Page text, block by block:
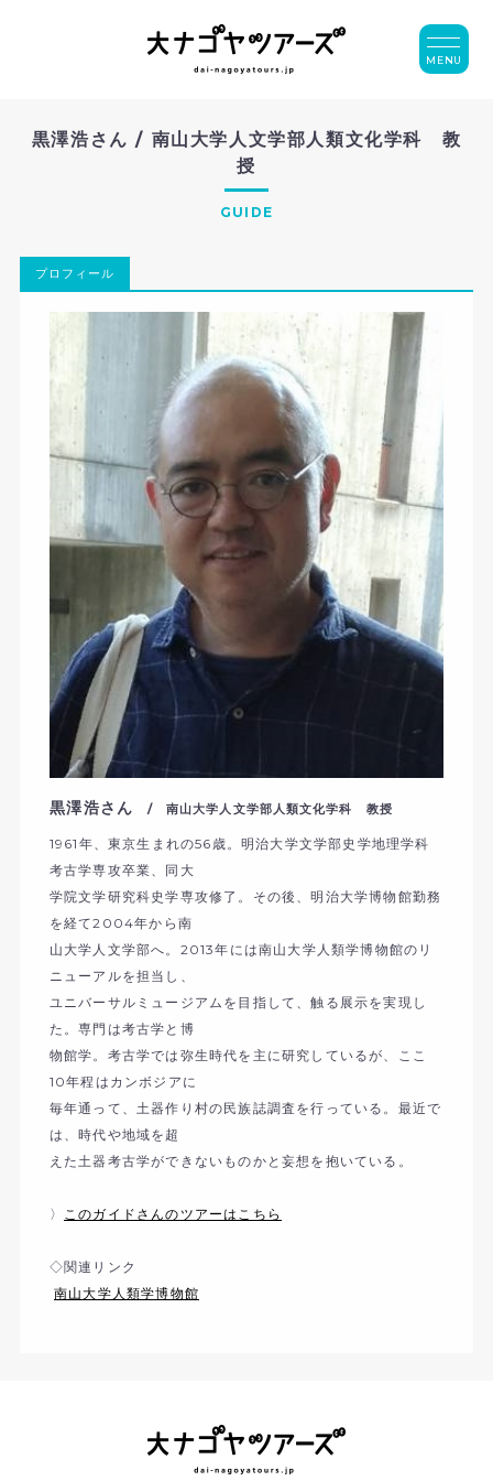
黒澤浩さん / 南山大学人文学部人類文化学科 教
授
GUIDE
プロフィール
黒澤浩さん / 南山大学人文学部人類文化学科 教授
1961年、東京生まれの56歳。明治大学文学部史学地理学科
考古学専攻卒業、同大
学院文学研究科史学専攻修了。その後、明治大学博物館勤務
を経て2004年から南
山大学人文学部へ。2013年には南山大学人類学博物館のリ
ニューアルを担当し、
ユニバーサルミュージアムを目指して、触る展示を実現し
た。専門は考古学と博
物館学。考古学では弥生時代を主に研究しているが、ここ
10年程はカンボジアに
毎年通って、土器作り村の民族誌調査を行っている。最近で
は、時代や地域を超
えた土器考古学ができないものかと妄想を抱いている。
〉 このガイドさんのツアーはこちら
◇関連リンク
南山大学人類学博物館
MENU